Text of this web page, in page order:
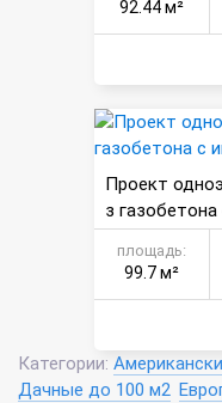
92.44 м²
Проект
з
площадь:
99.7 м²
Категории:
Дачные до 100 м2